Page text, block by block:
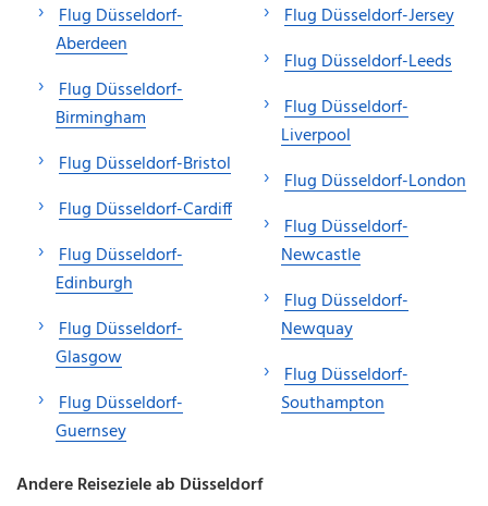
Flug Düsseldorf-
Aberdeen
Flug Düsseldorf-
Birmingham
Flug Düsseldorf-Bristol
Flug Düsseldorf-Cardiff
Flug Düsseldorf-
Edinburgh
Flug Düsseldorf-
Glasgow
Flug Düsseldorf-
Guernsey
Flug Düsseldorf-Jersey
Flug Düsseldorf-Leeds
Flug Düsseldorf-
Liverpool
Flug Düsseldorf-London
Flug Düsseldorf-
Newcastle
Flug Düsseldorf-
Newquay
Flug Düsseldorf-
Southampton
Andere Reiseziele ab Düsseldorf